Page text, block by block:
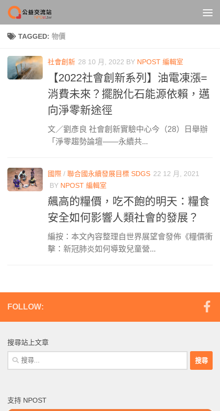
Skip to content
TAGGED: 物價
社會創新 28 10 月, 2022 BY NPOST 編輯室
【2022社會創新系列】油電凍漲=
消費未來？擺脫化石能源依賴，邁
向淨零新途徑
文／劉彥良 社會創新實驗中心今（28）日舉辦
「淨零趨勢論壇——永續共...
國際 / 聯合國永續發展目標 SDGS 22 12 月, 2021
BY NPOST 編輯室
飆高的糧價，吃不飽的明天：糧食
安全如何影響人類社會的發展？
編按：本文內容整理自世界展望會發佈《糧價衝
擊：新冠肺炎如何導致兒童營...
FOLLOW:
搜尋站上文章
搜
尋
字:
支持 NPOST